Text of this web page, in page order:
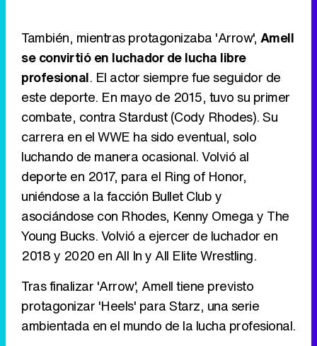
También, mientras protagonizaba 'Arrow', Amell
se convirtió en luchador de lucha libre
profesional. El actor siempre fue seguidor de
este deporte. En mayo de 2015, tuvo su primer
combate, contra Stardust (Cody Rhodes). Su
carrera en el WWE ha sido eventual, solo
luchando de manera ocasional. Volvió al
deporte en 2017, para el Ring of Honor,
uniéndose a la facción Bullet Club y
asociándose con Rhodes, Kenny Omega y The
Young Bucks. Volvió a ejercer de luchador en
2018 y 2020 en All In y All Elite Wrestling.
Tras finalizar 'Arrow', Amell tiene previsto
protagonizar 'Heels' para Starz, una serie
ambientada en el mundo de la lucha profesional.